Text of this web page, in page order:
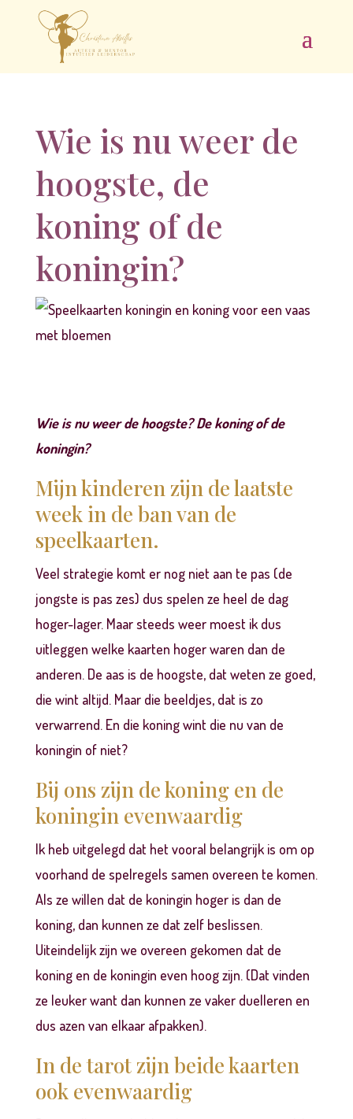
Wie is nu weer de
hoogste, de
koning of de
koningin?
Wie is nu weer de hoogste? De koning of de
koningin?
Mijn kinderen zijn de laatste
week in de ban van de
speelkaarten.
Veel strategie komt er nog niet aan te pas (de
jongste is pas zes) dus spelen ze heel de dag
hoger-lager. Maar steeds weer moest ik dus
uitleggen welke kaarten hoger waren dan de
anderen. De aas is de hoogste, dat weten ze goed,
die wint altijd. Maar die beeldjes, dat is zo
verwarrend. En die koning wint die nu van de
koningin of niet?
Bij ons zijn de koning en de
koningin evenwaardig
Ik heb uitgelegd dat het vooral belangrijk is om op
voorhand de spelregels samen overeen te komen.
Als ze willen dat de koningin hoger is dan de
koning, dan kunnen ze dat zelf beslissen.
Uiteindelijk zijn we overeen gekomen dat de
koning en de koningin even hoog zijn. (Dat vinden
ze leuker want dan kunnen ze vaker duelleren en
dus azen van elkaar afpakken).
In de tarot zijn beide kaarten
ook evenwaardig